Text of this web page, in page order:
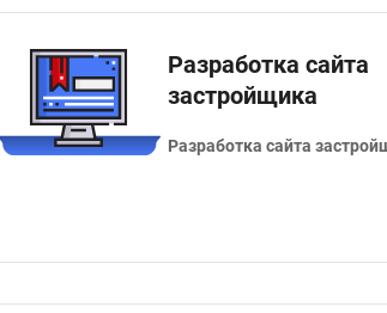
Разработка сайта
застройщика
Разработка сайта